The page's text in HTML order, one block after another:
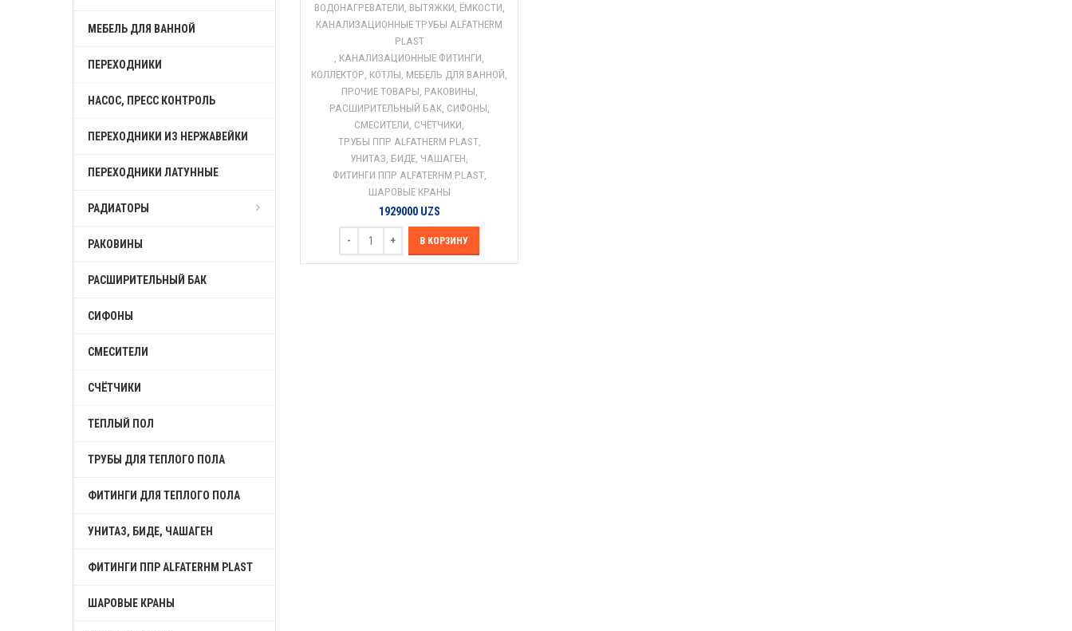
МЕБЕЛЬ ДЛЯ ВАННОЙ
ПЕРЕХОДНИКИ
НАСОС, ПРЕСС КОНТРОЛЬ
ПЕРЕХОДНИКИ ИЗ НЕРЖАВЕЙКИ
ПЕРЕХОДНИКИ ЛАТУННЫЕ
РАДИАТОРЫ
РАКОВИНЫ
РАСШИРИТЕЛЬНЫЙ БАК
СИФОНЫ
СМЕСИТЕЛИ
СЧЁТЧИКИ
ТЕПЛЫЙ ПОЛ
ТРУБЫ ДЛЯ ТЕПЛОГО ПОЛА
ФИТИНГИ ДЛЯ ТЕПЛОГО ПОЛА
УНИТАЗ, БИДЕ, ЧАШАГЕН
ФИТИНГИ ППР ALFATERHM PLAST
ШАРОВЫЕ КРАНЫ
ВОДОНАГРЕВАТЕЛИ, ВЫТЯЖКИ, ЁМКОСТИ,
КАНАЛИЗАЦИОННЫЕ ТРУБЫ ALFATHERM
PLAST
, КАНАЛИЗАЦИОННЫЕ ФИТИНГИ,
КОЛЛЕКТОР, КОТЛЫ, МЕБЕЛЬ ДЛЯ ВАННОЙ,
ПРОЧИЕ ТОВАРЫ, РАКОВИНЫ,
РАСШИРИТЕЛЬНЫЙ БАК, СИФОНЫ,
СМЕСИТЕЛИ, СЧЁТЧИКИ,
ТРУБЫ ППР ALFATHERM PLAST,
УНИТАЗ, БИДЕ, ЧАШАГЕН,
ФИТИНГИ ППР ALFATERHM PLAST,
ШАРОВЫЕ КРАНЫ
1929000 UZS
В КОРЗИНУ